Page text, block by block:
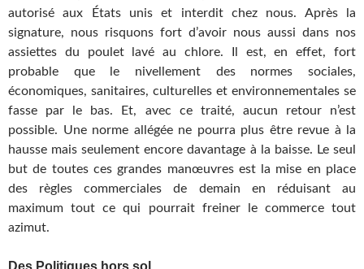
autorisé aux États unis et interdit chez nous. Après la
signature, nous risquons fort d’avoir nous aussi dans nos
assiettes du poulet lavé au chlore. Il est, en effet, fort
probable que le nivellement des normes sociales,
économiques, sanitaires, culturelles et environnementales se
fasse par le bas. Et, avec ce traité, aucun retour n’est
possible. Une norme allégée ne pourra plus être revue à la
hausse mais seulement encore davantage à la baisse. Le seul
but de toutes ces grandes manœuvres est la mise en place
des règles commerciales de demain en réduisant au
maximum tout ce qui pourrait freiner le commerce tout
azimut.
Des Politiques hors sol